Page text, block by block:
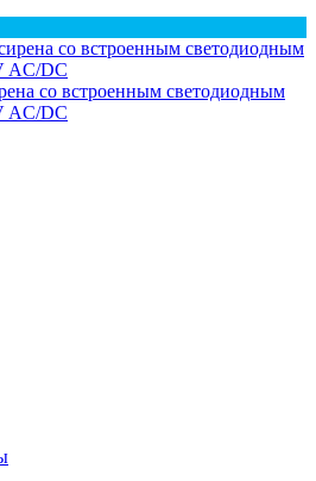
со встроенным светодиодным
AC/DC